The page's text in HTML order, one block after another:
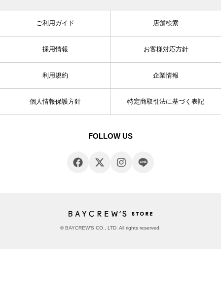
ご利用ガイド 店舗検索
採用情報 お客様対応方針
利用規約 企業情報
個人情報保護方針 特定商取引法に基づく表記
FOLLOW US
© BAYCREW’S CO., LTD. All rights reserved.